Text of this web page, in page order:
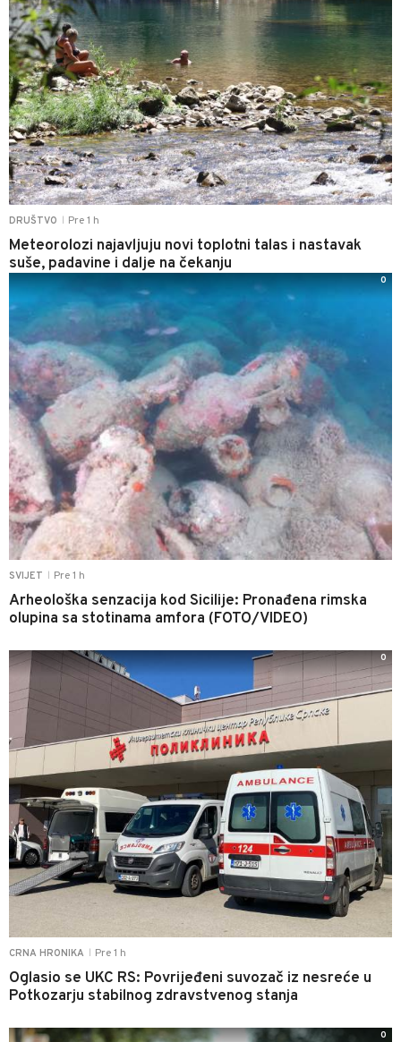
DRUŠTVO Pre 1 h
Meteorolozi najavljuju novi toplotni talas i nastavak
suše, padavine i dalje na čekanju
SVIJET Pre 1 h
Arheološka senzacija kod Sicilije: Pronađena rimska
olupina sa stotinama amfora (FOTO/VIDEO)
0
CRNA HRONIKA Pre 1 h
Oglasio se UKC RS: Povrijeđeni suvozač iz nesreće u
Potkozarju stabilnog zdravstvenog stanja
0
0